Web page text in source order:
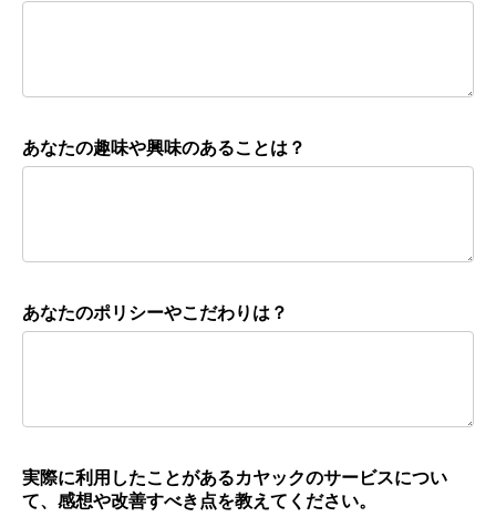
あなたの趣味や興味のあることは？
あなたのポリシーやこだわりは？
実際に利用したことがあるカヤックのサービスについ
て、感想や改善すべき点を教えてください。